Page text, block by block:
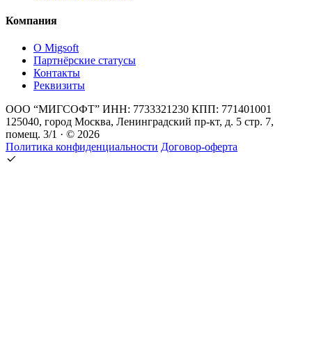
Компания
О Migsoft
Партнёрские статусы
Контакты
Реквизиты
ООО “МИГСОФТ” ИНН: 7733321230 КПП: 771401001
125040, город Москва, Ленинградский пр-кт, д. 5 стр. 7,
помещ. 3/1 · © 2026
Политика конфиденциальности Договор-оферта